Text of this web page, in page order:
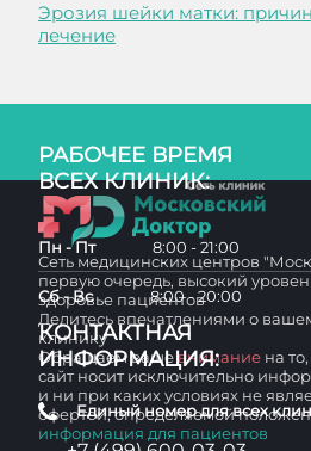
Эрозия шейки матки:
лечение
РАБОЧЕЕ ВРЕМЯ
ВСЕХ КЛИНИК:
Пн - Пт 8:00 - 21:00
Сб - Вс 8:00 - 20:00
КОНТАКТНАЯ
ИНФОРМАЦИЯ:
Единый номер для всех
Сеть медицинских центров
первую очередь, высокий
здоровье пациентов
Делитесь впечатлениями о
клинику
Обращаем вашевнимание на
сайт носит исключительно
и ни при каких условиях не
офертой, определяемой
информация для пациентов